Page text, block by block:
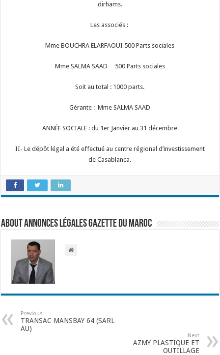
dirhams.
Les associés :
Mme BOUCHRA ELARFAOUI 500 Parts sociales
Mme SALMA SAAD 500 Parts sociales
Soit au total : 1000 parts.
Gérante : Mme SALMA SAAD
ANNÉE SOCIALE : du 1er Janvier au 31 décembre
II- Le dépôt légal a été effectué au centre régional d’investissement
de Casablanca.
About Annonces légales Gazette du Maroc
Previous
TRANSAC MANSBAY 64 (SARL
AU)
Next
AZMY PLASTIQUE ET
OUTILLAGE